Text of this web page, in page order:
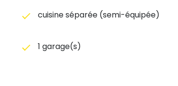
cuisine séparée (semi-équipée)
1 garage(s)